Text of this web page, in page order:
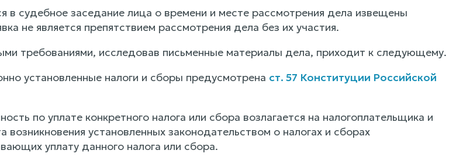
в судебное заседание лица о времени и месте рассмотрения дела извещены
не является препятствием рассмотрения дела без их участия.
требованиями, исследовав письменные материалы дела, приходит к следующему.
установленные налоги и сборы предусмотрена ст. 57 Конституции Российской
по уплате конкретного налога или сбора возлагается на налогоплательщика и
возникновения установленных законодательством о налогах и сборах
уплату данного налога или сбора.